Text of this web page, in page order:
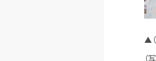
▲
（